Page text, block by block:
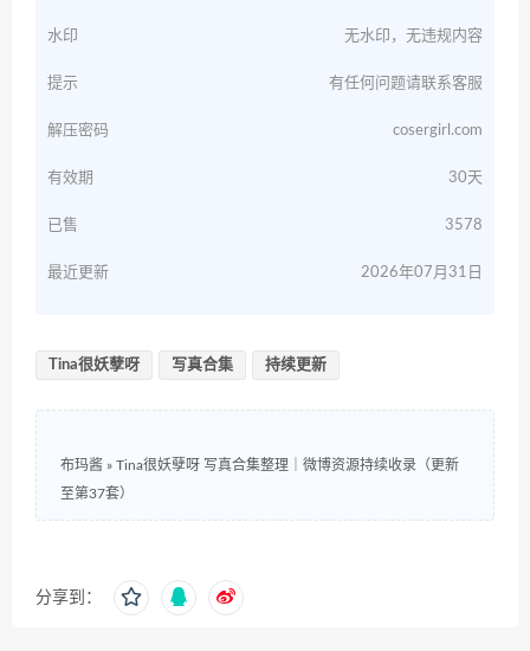
水印 无水印，无违规内容
提示 有任何问题请联系客服
解压密码 cosergirl.com
有效期 30天
已售 3578
最近更新 2026年07月31日
Tina很妖孽呀 写真合集 持续更新
布玛酱 » Tina很妖孽呀 写真合集整理｜微博资源持续收录（更新
至第37套）
分享到：